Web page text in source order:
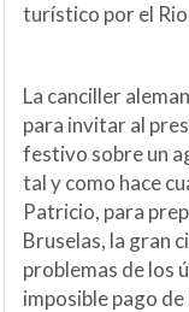
turístico por el
La canciller
para invitar al
festivo sobre un
tal y como hace
Patricio, para
Bruselas, la gran
problemas de los
imposible pago